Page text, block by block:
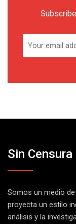
Sin Censura
Somos un medio
proyecta un estilo
análisis y la